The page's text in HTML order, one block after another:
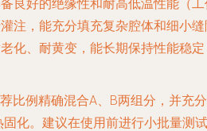
良好的绝缘性和耐高低温性能（
注，能充分填充复杂腔体和细小
化、耐黄变，能长期保持性能稳定
比例精确混合A、B两组分，并充
化。建议在使用前进行小批量测